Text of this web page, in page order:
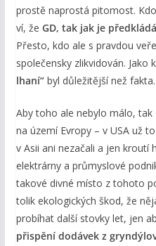
prostě naprostá pitomost.
ví, že GD, tak jak je
Přesto, kdo ale s pravdou
společensky zlikvidován. Jako
lhaní“byl důležitější než
Aby toho ale nebylo málo,
na území Evropy – v USA už
v Asii ani nezačali a jen kroutí
elektrárny a průmyslové
takové divné místo z tohoto
tolik ekologických škod, že
probíhat další stovky let, jen
přispění dodávek z